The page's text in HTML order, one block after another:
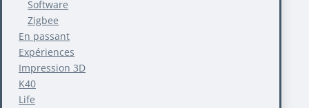
Software
Zigbee
En passant
Expériences
Impression 3D
K40
Life